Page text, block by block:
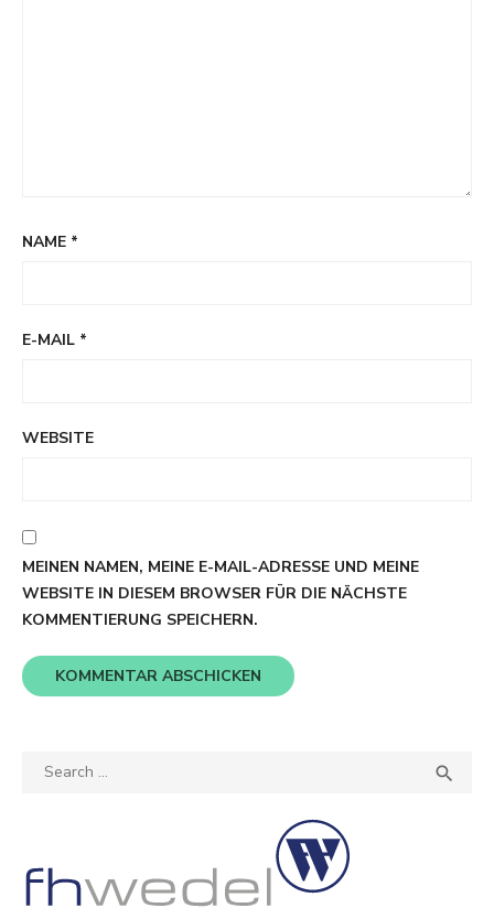
NAME *
E-MAIL *
WEBSITE
MEINEN NAMEN, MEINE E-MAIL-ADRESSE UND MEINE
WEBSITE IN DIESEM BROWSER FÜR DIE NÄCHSTE
KOMMENTIERUNG SPEICHERN.
Search
